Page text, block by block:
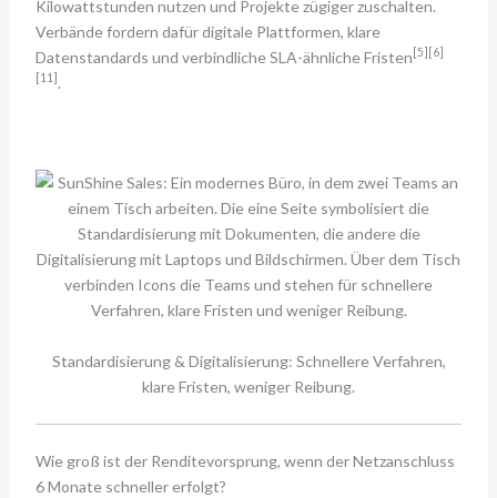
Kilowattstunden nutzen und Projekte zügiger zuschalten.
Verbände fordern dafür digitale Plattformen, klare
Datenstandards und verbindliche SLA-ähnliche Fristen [5][6]
[11] .
Standardisierung & Digitalisierung: Schnellere Verfahren,
klare Fristen, weniger Reibung.
Wie groß ist der Renditevorsprung, wenn der Netzanschluss
6 Monate schneller erfolgt?